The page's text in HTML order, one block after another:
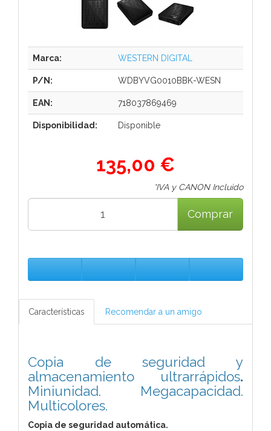
Marca: WESTERN DIGITAL
P/N: WDBYVG0010BBK-WESN
EAN: 718037869469
Disponibilidad: Disponible
135,00 €
*IVA y CANON Incluido
Comprar
Características Recomendar a un amigo
Copia de seguridad y
almacenamiento ultrarrápidos.
Miniunidad. Megacapacidad.
Multicolores.
Copia de seguridad automática.